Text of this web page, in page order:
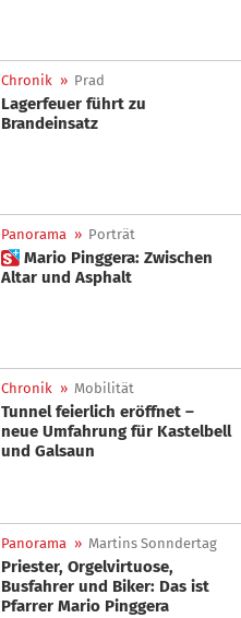
Chronik » Prad
Lagerfeuer führt zu
Brandeinsatz
Panorama » Porträt
 Mario Pinggera: Zwischen
Altar und Asphalt
Chronik » Mobilität
Tunnel feierlich eröffnet –
neue Umfahrung für Kastelbell
und Galsaun
Panorama » Martins Sonndertag
Priester, Orgelvirtuose,
Busfahrer und Biker: Das ist
Pfarrer Mario Pinggera